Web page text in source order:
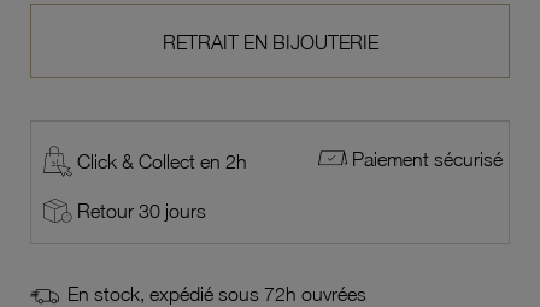
RETRAIT EN BIJOUTERIE
Click & Collect en 2h Paiement sécurisé
Retour 30 jours
En stock, expédié sous 72h ouvrées